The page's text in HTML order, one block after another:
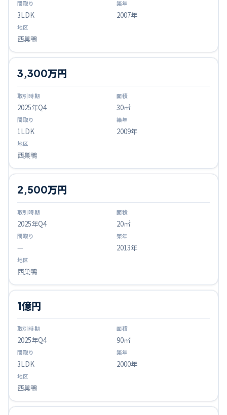
3LDK 2007年
西巣鴨
2025年Q4
3,300万円
30㎡
1LDK 2009年
西巣鴨
2025年Q4
2,500万円
20㎡
— 2013年
西巣鴨
2025年Q4
1億円
90㎡
3LDK 2000年
西巣鴨